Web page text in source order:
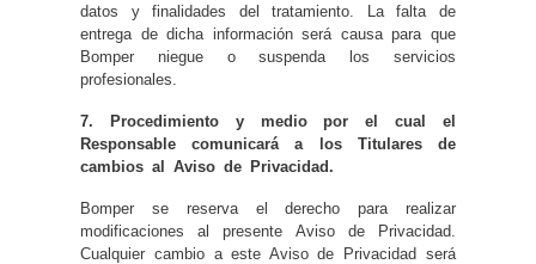
datos y finalidades del tratamiento. La falta de
entrega de dicha información será causa para que
Bomper niegue o suspenda los servicios
profesionales.
7. Procedimiento y medio por el cual el
Responsable comunicará a los Titulares de
cambios al Aviso de Privacidad.
Bomper se reserva el derecho para realizar
modificaciones al presente Aviso de Privacidad.
Cualquier cambio a este Aviso de Privacidad será